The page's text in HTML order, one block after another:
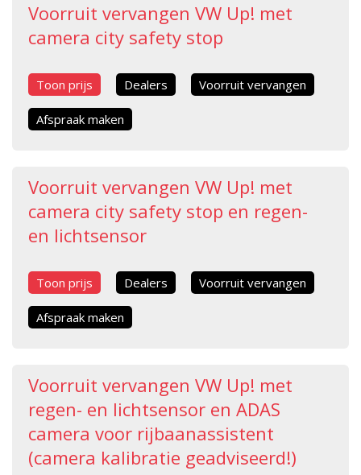
Voorruit vervangen VW Up! met
camera city safety stop
Toon prijs Dealers Voorruit vervangen
Afspraak maken
Voorruit vervangen VW Up! met
camera city safety stop en regen-
en lichtsensor
Toon prijs Dealers Voorruit vervangen
Afspraak maken
Voorruit vervangen VW Up! met
regen- en lichtsensor en ADAS
camera voor rijbaanassistent
(camera kalibratie geadviseerd!)